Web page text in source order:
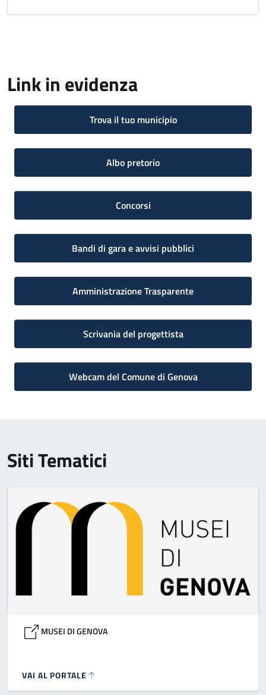
Link in evidenza
Trova il tuo municipio
Albo pretorio
Concorsi
Bandi di gara e avvisi pubblici
Amministrazione Trasparente
Scrivania del progettista
Webcam del Comune di Genova
Siti Tematici
MUSEI DI GENOVA
VAI AL PORTALE